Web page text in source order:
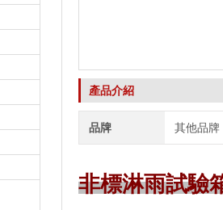
產品介紹
品牌 其他品牌
非標淋雨試驗